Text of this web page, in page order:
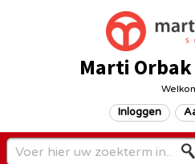
Marti
Inloggen